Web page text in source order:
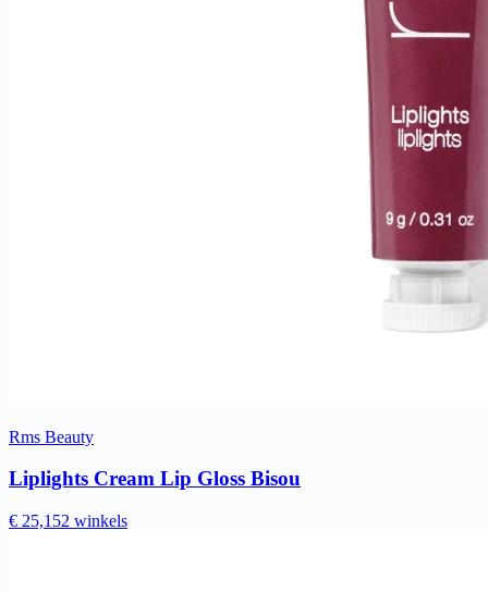
Rms Beauty
Liplights Cream Lip Gloss Bisou
€ 25,152 winkels